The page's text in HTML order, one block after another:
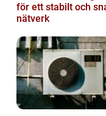
för ett stabilt och
nätverk